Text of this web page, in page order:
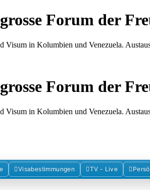
Forum der
Visum in Kolumbien und Venezuela.
Forum der
Visum in Kolumbien und Venezuela.
Visabestimmungen TV - Live